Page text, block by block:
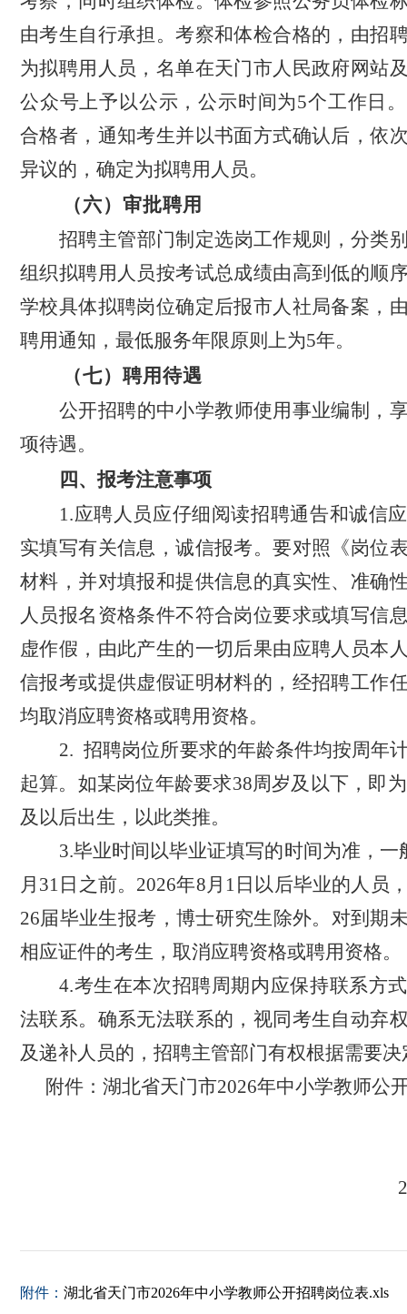
由考生自行承担。考察和体检合格的，由招
为拟聘用人员，名单在天门市人民政府网站
公众号上予以公示，公示时间为5个工作日
合格者，通知考生并以书面方式确认后，依
异议的，确定为拟聘用人员。
（六）审批聘用
招聘主管部门制定选岗工作规则，分类
组织拟聘用人员按考试总成绩由高到低的顺
学校具体拟聘岗位确定后报市人社局备案，
聘用通知，最低服务年限原则上为5年。
（七）聘用待遇
公开招聘的中小学教师使用事业编制，
项待遇。
四、报考注意事项
1.应聘人员应仔细阅读招聘通告和诚信
实填写有关信息，诚信报考。要对照《岗位
材料，并对填报和提供信息的真实性、准确
人员报名资格条件不符合岗位要求或填写信
虚作假，由此产生的一切后果由应聘人员本
信报考或提供虚假证明材料的，经招聘工作
均取消应聘资格或聘用资格。
2. 招聘岗位所要求的年龄条件均按周年
起算。如某岗位年龄要求38周岁及以下，即
及以后出生，以此类推。
3.毕业时间以毕业证填写的时间为准，一
月31日之前。2026年8月1日以后毕业的人员
26届毕业生报考，博士研究生除外。对到期
相应证件的考生，取消应聘资格或聘用资格。
4.考生在本次招聘周期内应保持联系方
法联系。确系无法联系的，视同考生自动弃
及递补人员的，招聘主管部门有权根据需要
附件：湖北省天门市2026年中小学教师公
附件： 湖北省天门市2026年中小学教师公开招聘岗位表.xls